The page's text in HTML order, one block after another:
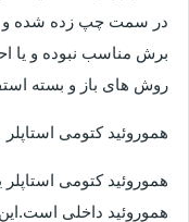
در سمت چپ زده شده و
برش مناسب نبوده و یا
روش های باز و بسته
هموروئید کتومی استاپلر
هموروئید کتومی
هموروئید داخلی